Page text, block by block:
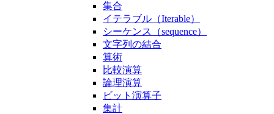
集合
イテラブル（Iterable）
シーケンス（sequence）
文字列の結合
算術
比較演算
論理演算
ビット演算子
集計